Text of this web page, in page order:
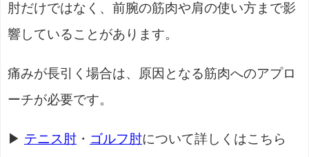
肘だけではなく、前腕の筋肉や肩の使い方まで影
響していることがあります。
痛みが長引く場合は、原因となる筋肉へのアプロ
ーチが必要です。
▶ テニス肘 ・ ゴルフ肘について詳しくはこちら